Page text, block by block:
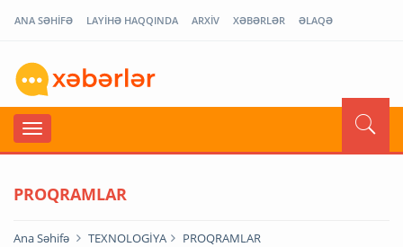
ANA SƏHİFƏ LAYİHƏ HAQQINDA ARXİV XƏBƏRLƏR ƏLAQƏ
PROQRAMLAR
Ana Səhifə TEXNOLOGİYA PROQRAMLAR